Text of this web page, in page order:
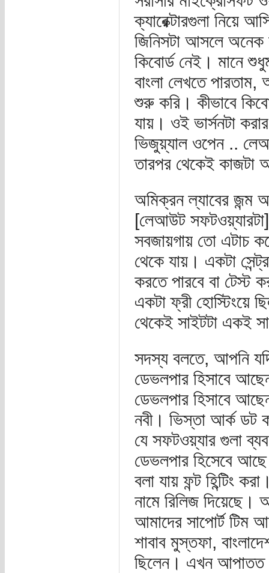
ক্যারেক্টারগুলা নিয়ে
জিনিসটা আসলে অনেক
কিবোর্ড নেই। মানে
বাংলা লেখতে
শুরু করি। কীভাবে
যায়। ওই ভার্সনটা
ভিজুয়্যাল ওপেন ..
তারপর থেকেই
অমিক্রন ল্যাবের জন্ম
[লেআউট সফটওয়্যারটা]
সবজায়গায় তো এটাচ
থেকে যায়। একটা
করতে পারবে বা টেস্ট
একটা ফ্রী হোস্টিংয়ে
থেকেই সাইটটা একই
সদস্য বলতে, আপনি
ডেভলপার হিসাবে
ডেভলপার হিসাবে
নবী। ভিস্তা আর্ক ডট
যে সফটওয়্যার গুলা
ডেভলপার হিসেবে আছে
বলা যায় ফন্ট হিন্টিং
নামে রিলিজ
আমাদের সাপোর্ট টিম
শাবাব মুস্তফা,
ছিলেন। এখন আপাতত